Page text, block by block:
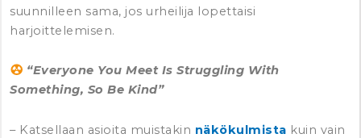
suunnilleen sama, jos urheilija lopettaisi
harjoittelemisen.
“Everyone You Meet Is Struggling With
Something, So Be Kind”
– Katsellaan asioita muistakin näkökulmista kuin vain